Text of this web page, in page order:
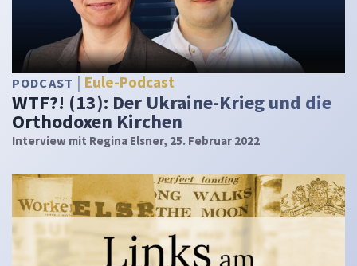
PODCAST Eule-Podcast
WTF?! (13): Der Ukraine-Krieg und die
Orthodoxen Kirchen
Interview mit Regina Elsner, 25. Februar 2022